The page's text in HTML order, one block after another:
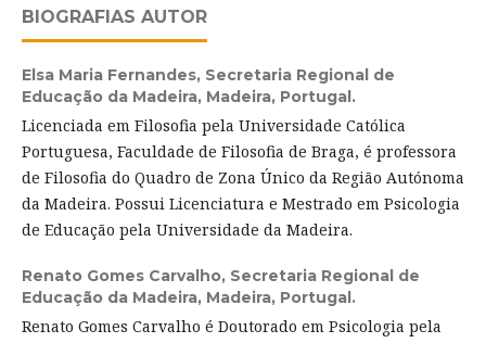
BIOGRAFIAS AUTOR
Elsa Maria Fernandes, Secretaria Regional de
Educação da Madeira, Madeira, Portugal.
Licenciada em Filosofia pela Universidade Católica
Portuguesa, Faculdade de Filosofia de Braga, é professora
de Filosofia do Quadro de Zona Único da Região Autónoma
da Madeira. Possui Licenciatura e Mestrado em Psicologia
de Educação pela Universidade da Madeira.
Renato Gomes Carvalho, Secretaria Regional de
Educação da Madeira, Madeira, Portugal.
Renato Gomes Carvalho é Doutorado em Psicologia pela